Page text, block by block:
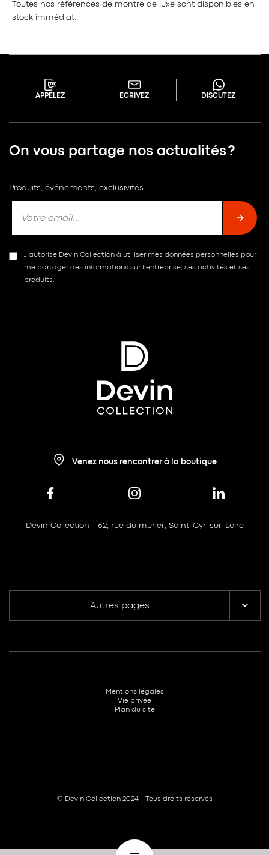
Toutes nos références de montre de luxe sont disponibles en
stock immédiat.
APPELEZ ÉCRIVEZ DISCUTEZ
On vous partage nos actualités ?
Produits, événements, exclusivités
J’autorise Devin Collection à utiliser mes données personnelles pour
me partager des informations sur l’entreprise, ses activités et ses
produits.
Venez nous rencontrer à la boutique
Devin Collection - 62, rue du mûrier, Saint-Cyr-sur-Loire
Autres pages
© Devin Collection 2024 - Tous droits réservés
Mentions légales
Vie privée
Plan du site